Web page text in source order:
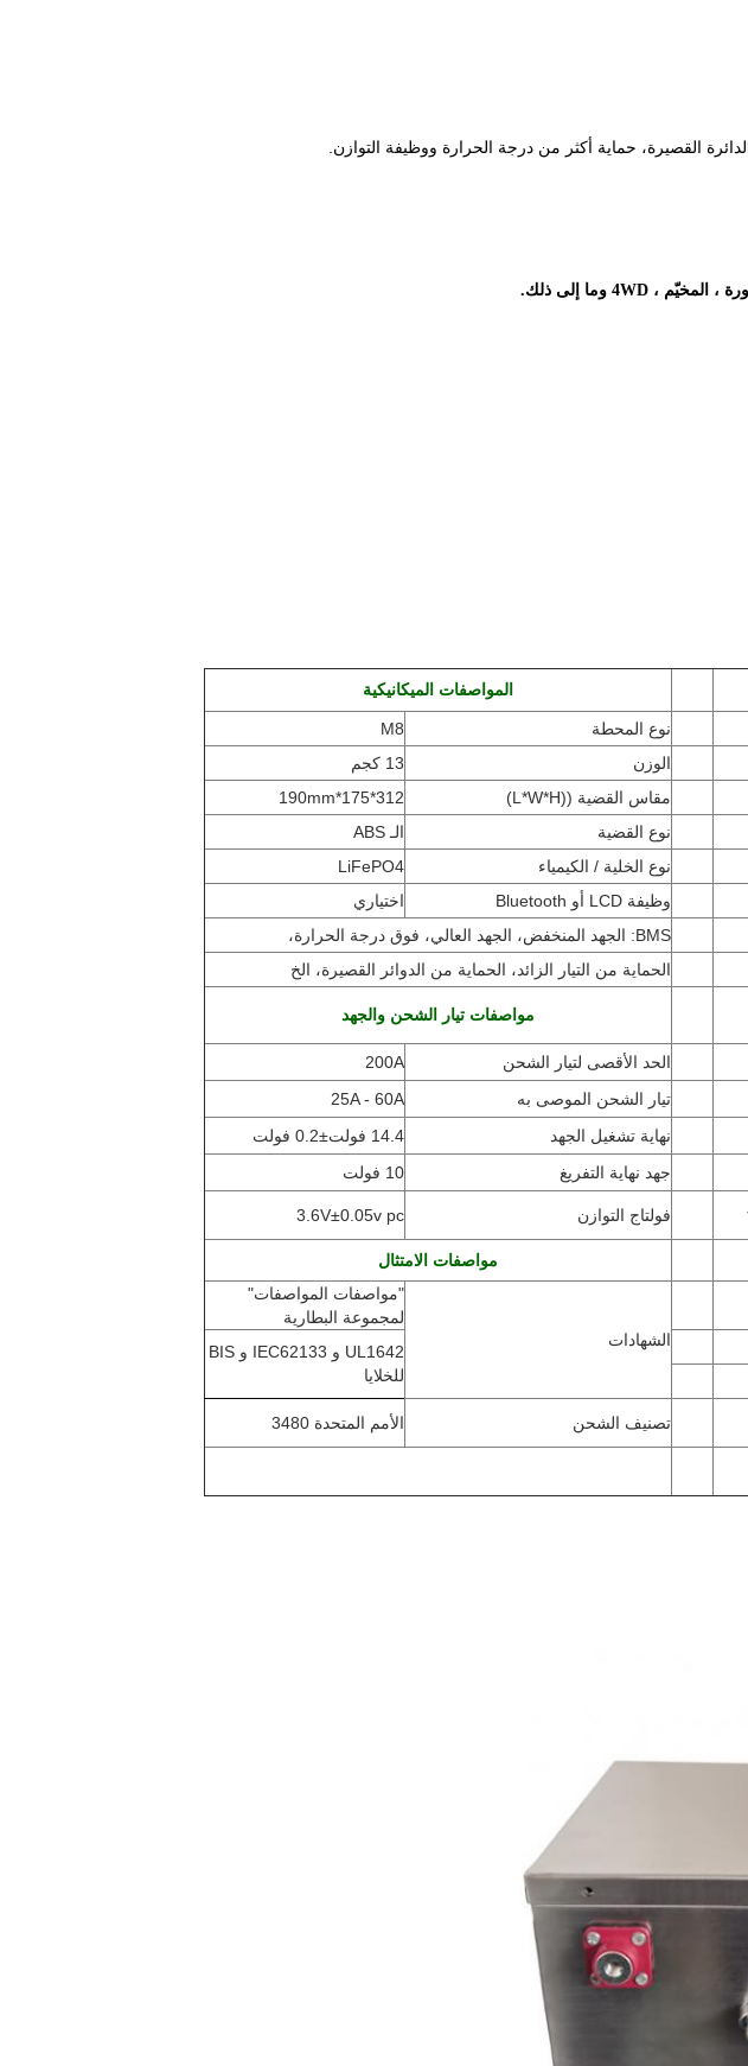
المواصفات الميكانيكية
نوع المحطة
M8
الوزن
13 كجم
مقاس القضية ((L*W*H )
312*175*190mm
نوع القضية
الـ ABS
نوع الخلية / الكيمياء
LiFePO4
وظيفة LCD أو Bluetooth
اختياري
BMS: الجهد المنخفض، الجهد العالي، فوق درجة الحرارة،
الحماية من التيار الزائد، الحماية من الدوائر القصيرة، الخ
مواصفات تيار الشحن والجهد
الحد الأقصى لتيار الشحن
200A
تيار الشحن الموصى به
25A - 60A
نهاية تشغيل الجهد
14.4 فولت±0.2 فولت
جهد نهاية التفريغ 10 فولت
فولتاج التوازن 3.6V±0.05v pc
مواصفات الامتثال
الشهادات
"مواصفات المواصفات"
لمجموعة البطارية
UL1642 و IEC62133 و BIS
للخلايا
تصنيف الشحن
الأمم المتحدة 3480